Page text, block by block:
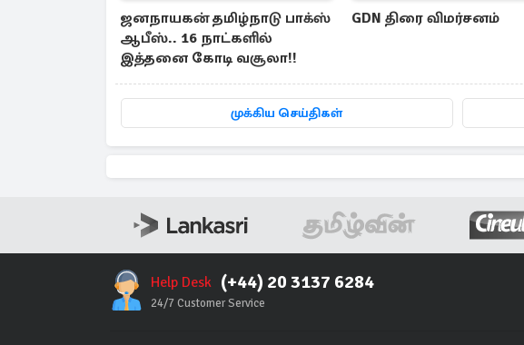
ஜனநாயகன் தமிழ்நாடு பாக்ஸ்
ஆபீஸ்.. 16 நாட்களில்
இத்தனை கோடி வசூலா!!
GDN திரை விமர்சனம்
முக்கிய செய்திகள்
Help Desk (+44) 20 3137 6284
24/7 Customer Service